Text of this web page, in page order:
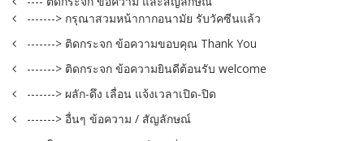
-------> กรุณาสวมหน้ากากอนามัย รับวัคซีนแล้ว
-------> ติดกระจก ข้อความขอบคุณ Thank You
-------> ติดกระจก ข้อความยินดีต้อนรับ welcome
-------> ผลัก-ดึง เลื่อน แจ้งเวลาเปิด-ปิด
-------> อื่นๆ ข้อความ / สัญลักษณ์